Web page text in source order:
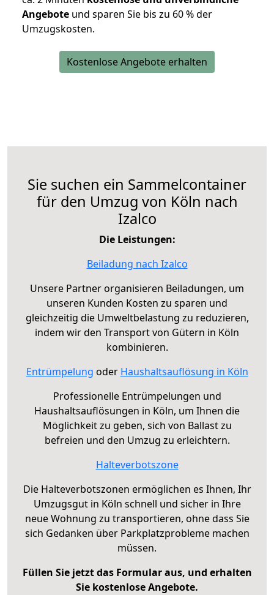
Angebote und sparen Sie bis zu 60 % der
Umzugskosten.
Kostenlose Angebote erhalten
Sie suchen ein Sammelcontainer
für den Umzug von Köln nach
Izalco
Die Leistungen:
Beiladung nach Izalco
Unsere Partner organisieren Beiladungen, um
unseren Kunden Kosten zu sparen und
gleichzeitig die Umweltbelastung zu reduzieren,
indem wir den Transport von Gütern in Köln
kombinieren.
Entrümpelung oder Haushaltsauflösung in Köln
Professionelle Entrümpelungen und
Haushaltsauflösungen in Köln, um Ihnen die
Möglichkeit zu geben, sich von Ballast zu
befreien und den Umzug zu erleichtern.
Halteverbotszone
Die Halteverbotszonen ermöglichen es Ihnen, Ihr
Umzugsgut in Köln schnell und sicher in Ihre
neue Wohnung zu transportieren, ohne dass Sie
sich Gedanken über Parkplatzprobleme machen
müssen.
Füllen Sie jetzt das Formular aus, und erhalten
Sie kostenlose Angebote.